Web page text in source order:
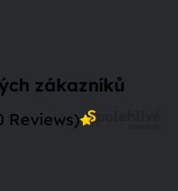
zákazníků
Reviews)